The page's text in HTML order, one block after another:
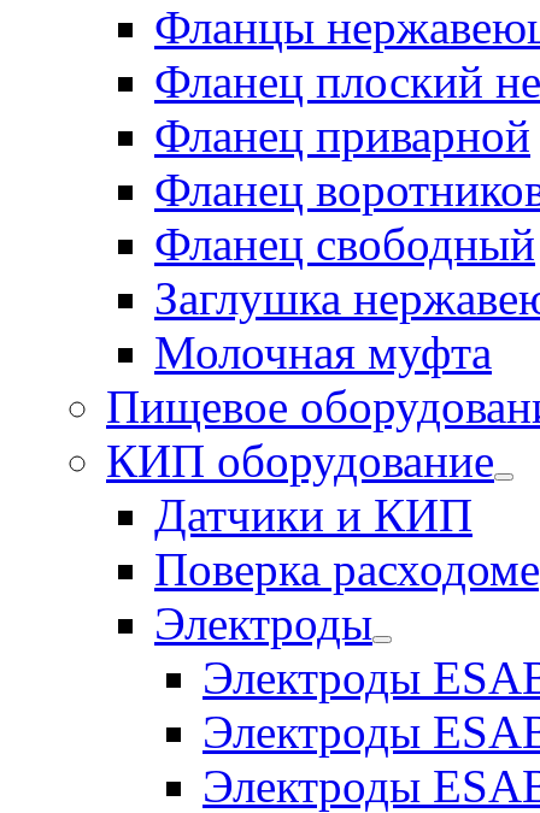
Фланцы
Фланец плоский
Фланец приварной
Фланец
Фланец свободный
Заглушка
Молочная муфта
Пищевое
КИП оборудование
Датчики и КИП
Поверка
Электроды
Электроды
Электроды
Электроды